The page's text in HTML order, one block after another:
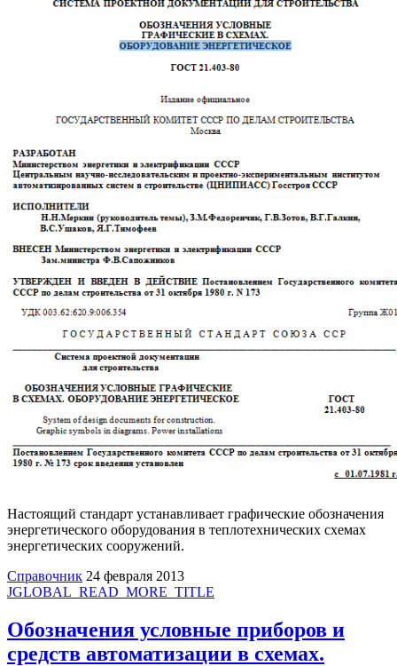
Настоящий стандарт устанавливает графические обозначения
энергетического оборудования в теплотехнических схемах
энергетических сооружений.
Справочник 24 февраля 2013
JGLOBAL_READ_MORE_TITLE
Обозначения условные приборов и
средств автоматизации в схемах.